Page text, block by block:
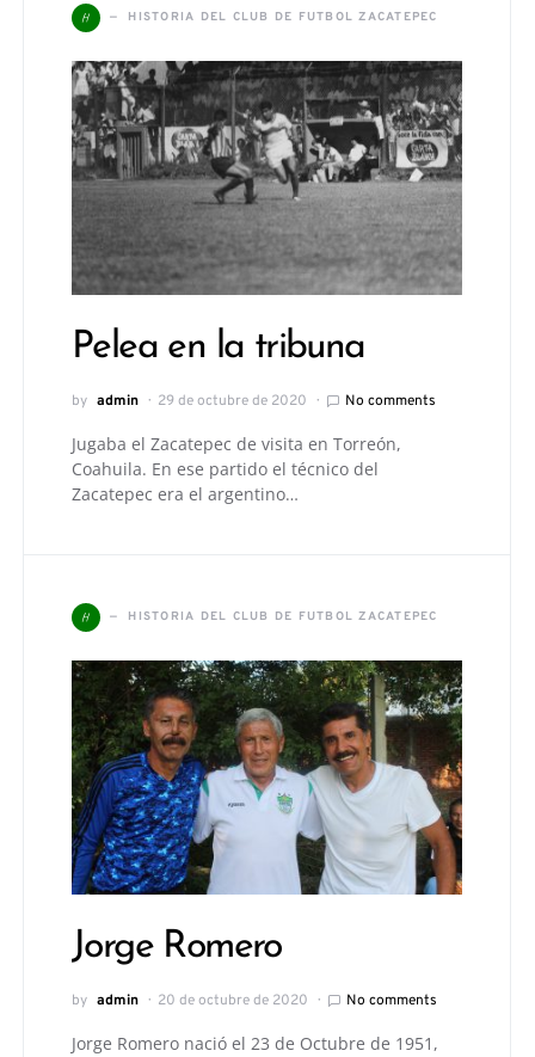
H HISTORIA DEL CLUB DE FUTBOL ZACATEPEC
Pelea en la tribuna
by admin 29 de octubre de 2020 No comments
Jugaba el Zacatepec de visita en Torreón,
Coahuila. En ese partido el técnico del
Zacatepec era el argentino…
H HISTORIA DEL CLUB DE FUTBOL ZACATEPEC
Jorge Romero
by admin 20 de octubre de 2020 No comments
Jorge Romero nació el 23 de Octubre de 1951,